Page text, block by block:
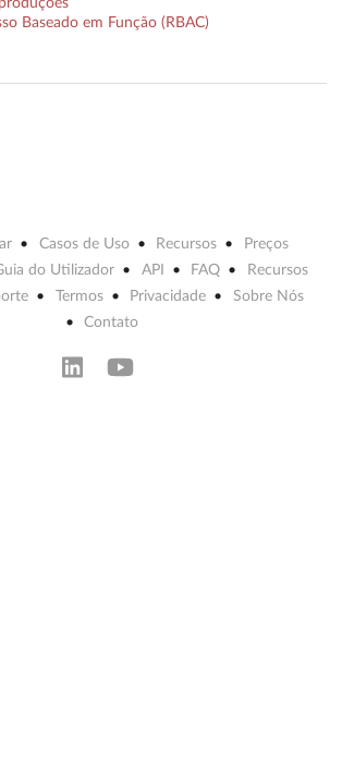
Baseado em Função (RBAC)
Casos de Uso Recursos
Preços
do Utilizador API FAQ
Recursos
Termos Privacidade
Sobre Nós
Contato